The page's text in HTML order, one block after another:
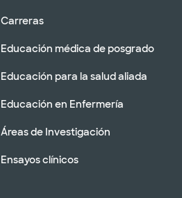
Carreras
Educación médica de posgrado
Educación para la salud aliada
Educación en Enfermería
Áreas de Investigación
Ensayos clínicos